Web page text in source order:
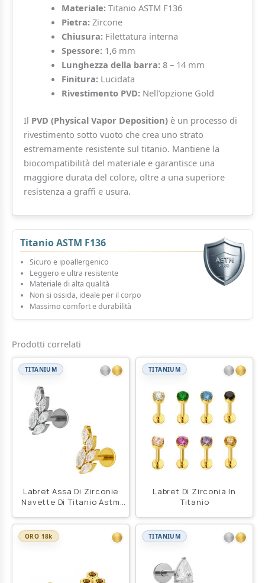
Materiale:Titanio ASTM F136
Pietra:Zircone
Chiusura:Filettatura interna
Spessore:1,6 mm
Lunghezza della barra:8 – 14 mm
Finitura:Lucidata
Rivestimento PVD:Nell’opzione Gold
Il PVD (Physical Vapor Deposition)è un processo di
rivestimento sotto vuoto che crea uno strato
estremamente resistente sul titanio. Mantiene la
biocompatibilità del materiale e garantisce una
maggiore durata del colore, oltre a una superiore
resistenza a graffi e usura.
Titanio ASTM F136
Sicuro e ipoallergenico
Leggero e ultra resistente
Materiale di alta qualità
Non si ossida, ideale per il corpo
Massimo comfort e durabilità
Prodotti correlati
TITANIUM
Labret Assa Di Zirconie
Navette Di Titanio Astm
TITANIUM
Labret Di Zirconia In
Titanio
ORO 18k TITANIUM